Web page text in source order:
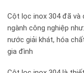
Cột lọc inox 304 đã và
ngành công nghiệp
nước giải khát, hóa
gia đình